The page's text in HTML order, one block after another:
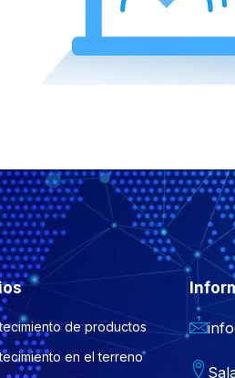
de productos
en el terreno